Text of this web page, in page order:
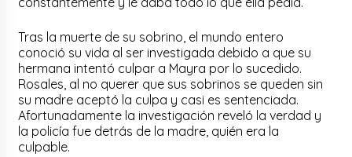
Tras la muerte de su sobrino, el mundo entero
conoció su vida al ser investigada debido a que su
hermana intentó culpar a Mayra por lo sucedido.
Rosales, al no querer que sus sobrinos se queden sin
su madre aceptó la culpa y casi es sentenciada.
Afortunadamente la investigación reveló la verdad y
la policía fue detrás de la madre, quién era la
culpable.